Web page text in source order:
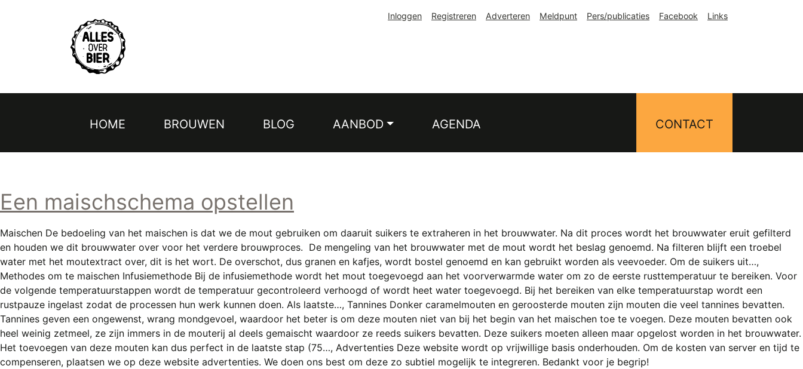
Inloggen Registreren Adverteren Meldpunt Pers/publicaties Facebook Links
Hoofdnavigatie
HOME BROUWEN BLOG AANBOD AGENDA CONTACT
Een maischschema opstellen
Maischen De bedoeling van het maischen is dat we de mout gebruiken om daaruit suikers te extraheren in het brouwwater. Na dit proces wordt het brouwwater eruit gefilterd
en houden we dit brouwwater over voor het verdere brouwproces. De mengeling van het brouwwater met de mout wordt het beslag genoemd. Na filteren blijft een troebel
water met het moutextract over, dit is het wort. De overschot, dus granen en kafjes, wordt bostel genoemd en kan gebruikt worden als veevoeder. Om de suikers uit…,
Methodes om te maischen Infusiemethode Bij de infusiemethode wordt het mout toegevoegd aan het voorverwarmde water om zo de eerste rusttemperatuur te bereiken. Voor
de volgende temperatuurstappen wordt de temperatuur gecontroleerd verhoogd of wordt heet water toegevoegd. Bij het bereiken van elke temperatuurstap wordt een
rustpauze ingelast zodat de processen hun werk kunnen doen. Als laatste…, Tannines Donker caramelmouten en geroosterde mouten zijn mouten die veel tannines bevatten.
Tannines geven een ongewenst, wrang mondgevoel, waardoor het beter is om deze mouten niet van bij het begin van het maischen toe te voegen. Deze mouten bevatten ook
heel weinig zetmeel, ze zijn immers in de mouterij al deels gemaischt waardoor ze reeds suikers bevatten. Deze suikers moeten alleen maar opgelost worden in het brouwwater.
Het toevoegen van deze mouten kan dus perfect in de laatste stap (75…, Advertenties Deze website wordt op vrijwillige basis onderhouden. Om de kosten van server en tijd te
compenseren, plaatsen we op deze website advertenties. We doen ons best om deze zo subtiel mogelijk te integreren. Bedankt voor je begrip!